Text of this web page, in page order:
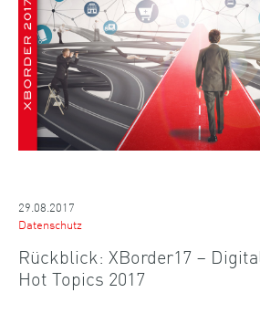
29.08.2017
Datenschutz
Rückblick: XBorder17 –
Hot Topics 2017